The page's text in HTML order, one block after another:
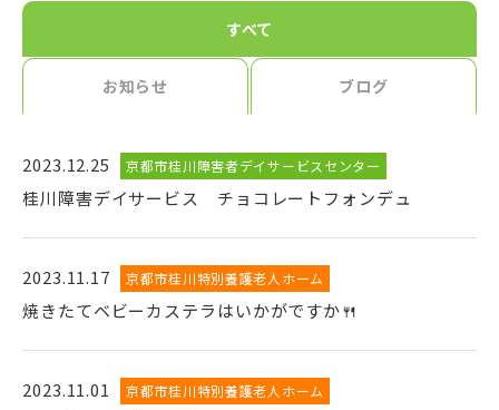
すべて
お知らせ ブログ
2023.12.25 京都市桂川障害者デイサービスセンター
桂川障害デイサービス チョコレートフォンデュ
2023.11.17 京都市桂川特別養護老人ホーム
焼きたてベビーカステラはいかがですか🍴
2023.11.01 京都市桂川特別養護老人ホーム